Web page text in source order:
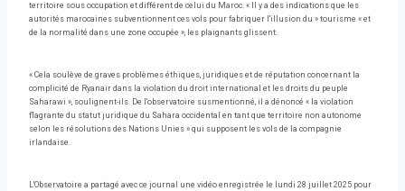
territoire sous occupation et différent de celui du Maroc. « Il y a des indications que les
autorités marocaines subventionnent ces vols pour fabriquer l'illusion du » tourisme « et
de la normalité dans une zone occupée », les plaignants glissent.
« Cela soulève de graves problèmes éthiques, juridiques et de réputation concernant la
complicité de Ryanair dans la violation du droit international et les droits du peuple
Saharawi », soulignent-ils. De l'observatoire susmentionné, il a dénoncé « la violation
flagrante du statut juridique du Sahara occidental en tant que territoire non autonome
selon les résolutions des Nations Unies » qui supposent les vols de la compagnie
irlandaise.
L'Observatoire a partagé avec ce journal une vidéo enregistrée le lundi 28 juillet 2025 pour